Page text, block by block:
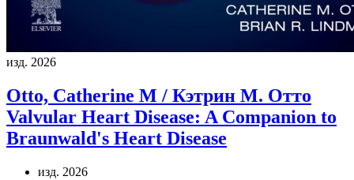
изд. 2026
Otto, Catherine M / Кэтрин М. Отто
Valvular Heart Disease: A Companion to
Braunwald's Heart Disease
изд. 2026